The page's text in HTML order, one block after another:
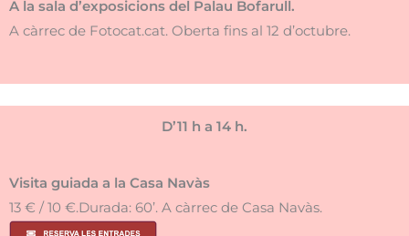
A la sala d’exposicions del Palau Bofarull.
A càrrec de Fotocat.cat. Oberta fins al 12 d’octubre.
D’11 h a 14 h.
Visita guiada a la Casa Navàs
13 € / 10 €.Durada: 60’. A càrrec de Casa Navàs.